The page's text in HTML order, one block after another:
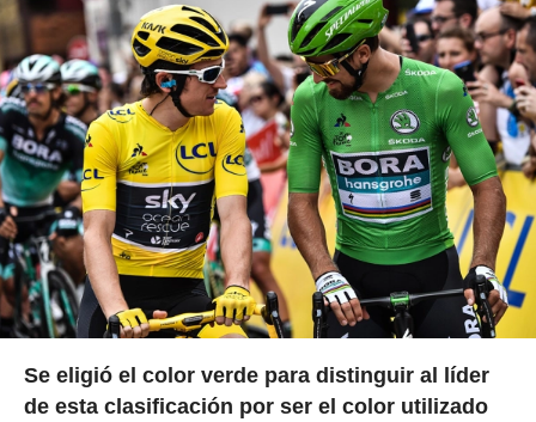
Se eligió el color verde para distinguir al líder
de esta clasificación por ser el color utilizado